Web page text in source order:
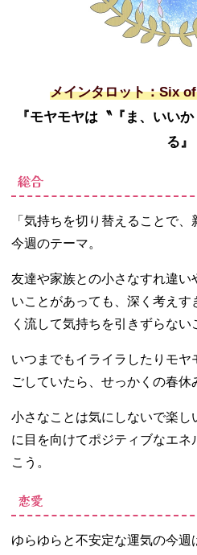
メインタロット：Six
『モヤモヤは〝『ま、いい
る』
総合
「気持ちを切り替えることで
今週のテーマ。
友達や家族との小さなすれ違い
いことがあっても、深く考え
く流して気持ちを引きずらない
いつまでもイライラしたりモヤ
ごしていたら、せっかくの春休
小さなことは気にしないで楽し
に目を向けてポジティブなエ
こう。
恋愛
ゆらゆらと不安定な運気の今